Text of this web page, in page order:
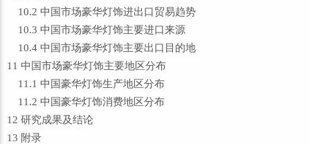
10.2 中国市场豪华灯饰进出口贸易趋势
10.3 中国市场豪华灯饰主要进口来源
10.4 中国市场豪华灯饰主要出口目的地
11 中国市场豪华灯饰主要地区分布
11.1 中国豪华灯饰生产地区分布
11.2 中国豪华灯饰消费地区分布
12 研究成果及结论
13 附录